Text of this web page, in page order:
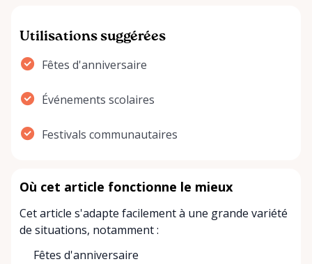
Utilisations suggérées
Fêtes d'anniversaire
Événements scolaires
Festivals communautaires
Où cet article fonctionne le mieux
Cet article s'adapte facilement à une grande variété
de situations, notamment :
Fêtes d'anniversaire